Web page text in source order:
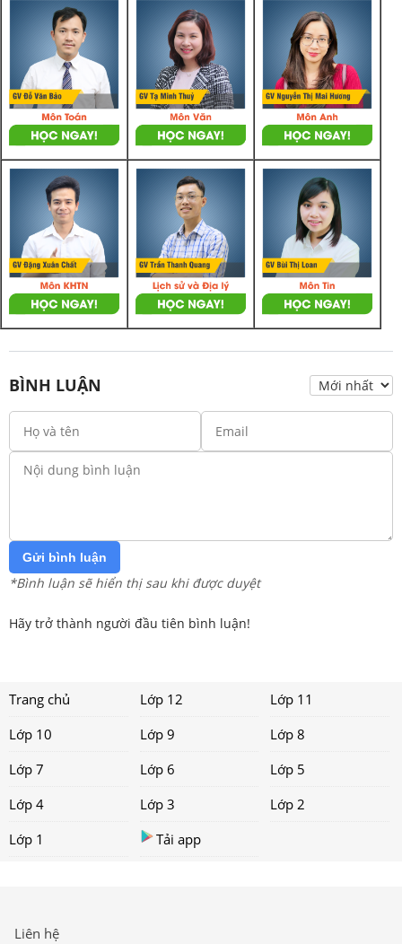
BÌNH LUẬN
Gửi bình luận
*Bình luận sẽ hiển thị sau khi được duyệt
Hãy trở thành người đầu tiên bình luận!
Trang chủ Lớp 12
Lớp 11
Lớp 10
Lớp 9
Lớp 8
Lớp 7
Lớp 6
Lớp 5
Lớp 4
Lớp 3
Lớp 2
Lớp 1
Tải app
Liên hệ